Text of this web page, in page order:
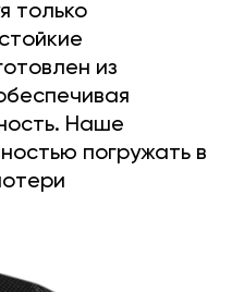
только
из
Наше
погружать в